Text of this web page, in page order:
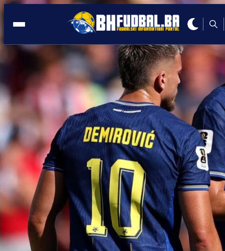
BH. FUDBALER
13:44, 14.06.2025
(VIDEO) Sjaji, sjaji Dijamantu:
klub eksplodirao kada se Edin Džeko
pojavio
Autor:
Redakcija
13:44, 14.06.2025